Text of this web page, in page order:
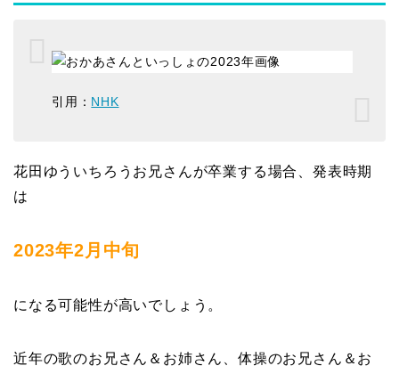
引用： NHK
花田ゆういちろうお兄さんが卒業する場合、発表時期
は
2023年2月中旬
になる可能性が高いでしょう。
近年の歌のお兄さん＆お姉さん、体操のお兄さん＆お